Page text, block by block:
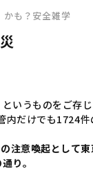
かも？安全雑学
というものをご存
内だけでも1724
注意喚起として
り。